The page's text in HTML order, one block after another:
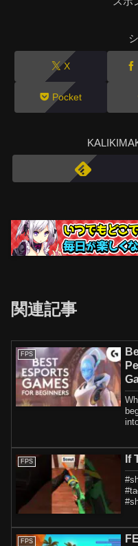
X
Pocket
関連記事
FPS
FPS If
FPS